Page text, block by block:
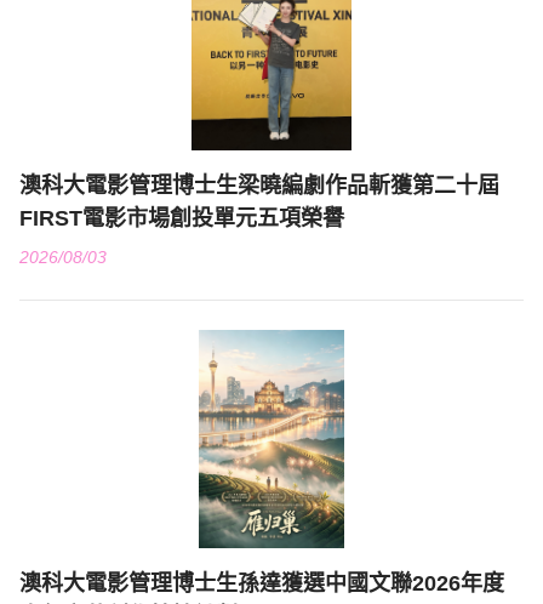
澳科大電影管理博士生梁曉編劇作品斬獲第二十屆
FIRST電影市場創投單元五項榮譽
2026/08/03
澳科大電影管理博士生孫達獲選中國文聯2026年度